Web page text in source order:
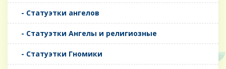
- Статуэтки ангелов
- Статуэтки Ангелы и религиозные
- Статуэтки Гномики